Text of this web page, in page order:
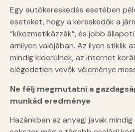
Egy autókereskedés esetében
eseteket, hogy a kereskedők a
“kikozmetikázzák”, és jobb
amilyen valójában. Az ilyen stiklik
mindig kiderülnek, az internet
elégedetlen vevők véleménye
Ne félj megmutatni a
munkád eredménye
Hazánkban az anyagi javak